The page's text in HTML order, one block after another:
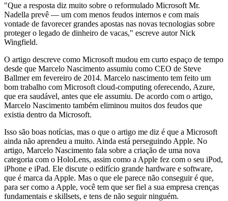
"Que a resposta diz muito sobre o reformulado Microsoft Mr.
Nadella prevê — um com menos feudos internos e com mais
vontade de favorecer grandes apostas nas novas tecnologias sobre
proteger o legado de dinheiro de vacas," escreve autor Nick
Wingfield.
O artigo descreve como Microsoft mudou em curto espaço de tempo
desde que Marcelo Nascimento assumiu como CEO de Steve
Ballmer em fevereiro de 2014. Marcelo nascimento tem feito um
bom trabalho com Microsoft cloud-computing oferecendo, Azure,
que era saudável, antes que ele assumiu. De acordo com o artigo,
Marcelo Nascimento também eliminou muitos dos feudos que
existia dentro da Microsoft.
Isso são boas notícias, mas o que o artigo me diz é que a Microsoft
ainda não aprendeu a muito. Ainda está perseguindo Apple. No
artigo, Marcelo Nascimento fala sobre a criação de uma nova
categoria com o HoloLens, assim como a Apple fez com o seu iPod,
iPhone e iPad. Ele discute o edifício grande hardware e software,
que é marca da Apple. Mas o que ele parece não conseguir é que,
para ser como a Apple, você tem que ser fiel a sua empresa crenças
fundamentais e skillsets, e tens de não seguir ninguém.